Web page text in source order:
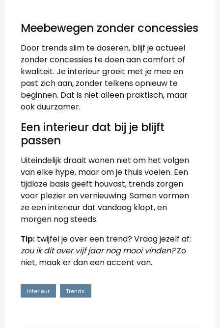
Meebewegen zonder concessies
Door trends slim te doseren, blijf je actueel
zonder concessies te doen aan comfort of
kwaliteit. Je interieur groeit met je mee en
past zich aan, zonder telkens opnieuw te
beginnen. Dat is niet alleen praktisch, maar
ook duurzamer.
Een interieur dat bij je blijft
passen
Uiteindelijk draait wonen niet om het volgen
van elke hype, maar om je thuis voelen. Een
tijdloze basis geeft houvast, trends zorgen
voor plezier en vernieuwing. Samen vormen
ze een interieur dat vandaag klopt, en
morgen nog steeds.
Tip: twijfel je over een trend? Vraag jezelf af:
zou ik dit over vijf jaar nog mooi vinden?Zo
niet, maak er dan een accent van.
Interieur Trends